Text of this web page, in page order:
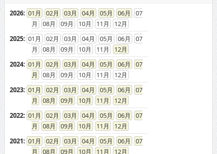
2026: 01 02 03 04 05 06
07
08
09 10 11
12
2025: 01 02 03 04 05 06
07
08
09 10 11
12
2024: 01 02 03 04 05 06
07
08
09 10 11
12
2023: 01 02 03 04 05 06
07
08
09 10 11
12
2022: 01 02 03 04 05 06
07
08
09 10 11
12
2021: 01 02 03 04 05 06
07
08
09 10 11
12